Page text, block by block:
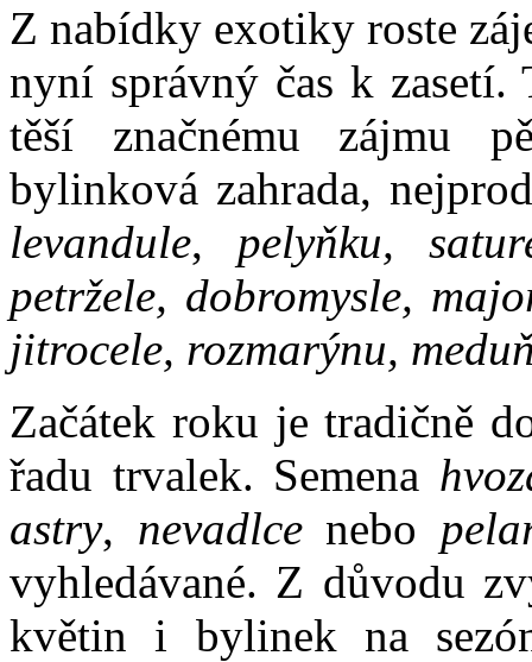
Z nabídky exotiky roste
nyní správný čas k zasetí.
těší značnému zájmu
bylinková zahrada,
levandule, pelyňku,
petržele, dobromysle,
jitrocele, rozmarýnu,
Začátek roku je tradičně
řadu trvalek. Semena
astry, nevadlcenebo
vyhledávané. Z důvodu
květin i bylinek na